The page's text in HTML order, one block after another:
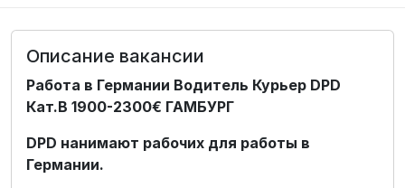
Описание вакансии
Работа в Германии Водитель Курьер DPD
Кат.В 1900-2300€ ГАМБУРГ
DPD нанимают рабочих для работы в
Германии.